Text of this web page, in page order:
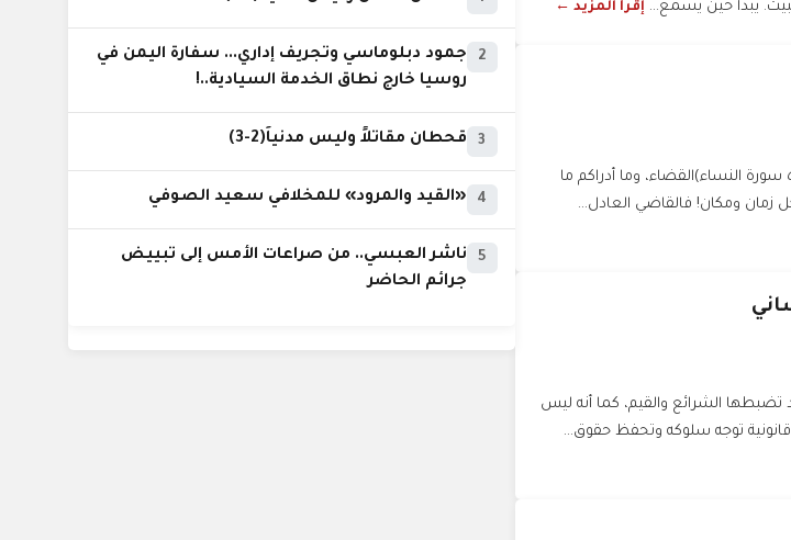
يبدأ حين يسمع... إقرأ المزيد ←
«وإذا حكمتم بين الناس، أن تحكموا بالعدل» (من الآية ٥٨ سورة النساء)القضاء، وما أدراكم ما
زمان ومكان! فالقاضي العادل...
الشرائع والقيم، كما أنه ليس
توجه سلوكه وتحفظ حقوق...
2
جمود دبلوماسي وتجريف إداري... سفارة اليمن في
روسيا خارج نطاق الخدمة السيادية..!
3 قحطان مقاتلاً وليس مدنياً(2-3)
4 «القيد والمرود» للمخلافي سعيد الصوفي
5
ناشر العبسي.. من صراعات الأمس إلى تبييض
جرائم الحاضر